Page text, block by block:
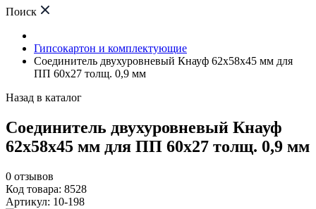
Поиск
Гипсокартон и комплектующие
Соединитель двухуровневый Кнауф 62х58х45 мм для
ПП 60х27 толщ. 0,9 мм
Назад в каталог
Соединитель двухуровневый Кнауф
62х58х45 мм для ПП 60х27 толщ. 0,9 мм
0 отзывов
Код товара: 8528
Артикул: 10-198